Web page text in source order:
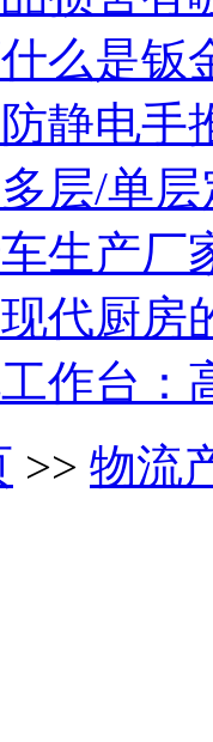
么是钣
静电手
层/单
生产厂
代厨房
作台：
>> 物流